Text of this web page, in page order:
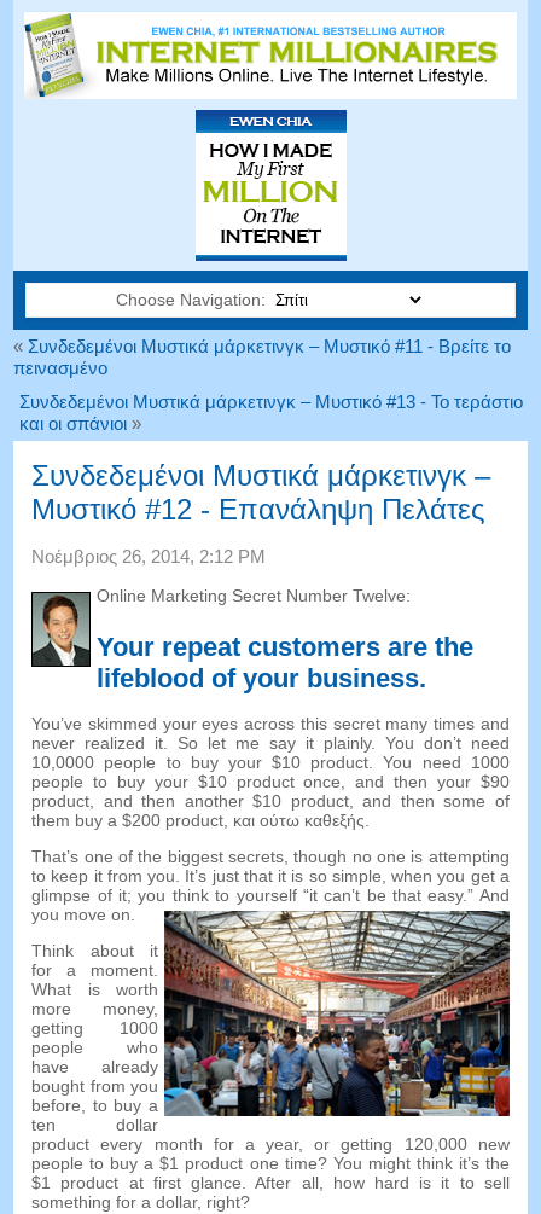
Choose Navigation:
« Συνδεδεμένοι Μυστικά μάρκετινγκ – Μυστικό #11 - Βρείτε το
πεινασμένο
Συνδεδεμένοι Μυστικά μάρκετινγκ – Μυστικό #13 - Το τεράστιο
και οι σπάνιοι »
Συνδεδεμένοι Μυστικά μάρκετινγκ –
Μυστικό #12 - Επανάληψη Πελάτες
Νοέμβριος 26, 2014, 2:12 PM
Online Marketing Secret Number Twelve:
Your repeat customers are the
lifeblood of your business.
You’ve skimmed your eyes across this secret many times and
never realized it. So let me say it plainly. You don’t need
10,0000 people to buy your$10 product.You need 1000
people to buy your$10 product once,and then your$90
product, and then another$10 product,and then some of
them buy a $200 product, και ούτω καθεξής.
That’s one of the biggest secrets,though no one is attempting
to keep it from you. It’s just that it is so simple,when you get a
glimpse of it;you think to yourself“it can’t be that easy.” And
you move on.
Think about it
for a moment.
What is worth
more money,
getting 1000
people who
have already
bought from you
before, to buy a
ten dollar
product every month for a year,or getting 120,000 new
people to buy a $1 product one time? You might think it’s the
$1 product at first glance.After all, how hard is it to sell
something for a dollar, right?